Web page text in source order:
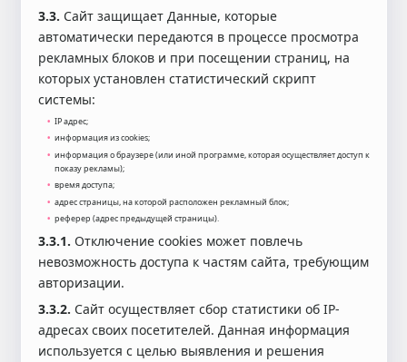
3.3. Сайт защищает Данные, которые
автоматически передаются в процессе просмотра
рекламных блоков и при посещении страниц, на
которых установлен статистический скрипт
системы:
IP адрес;
информация из cookies;
информация о браузере (или иной программе, которая осуществляет доступ к
показу рекламы);
время доступа;
адрес страницы, на которой расположен рекламный блок;
реферер (адрес предыдущей страницы).
3.3.1. Отключение cookies может повлечь
невозможность доступа к частям сайта, требующим
авторизации.
3.3.2. Сайт осуществляет сбор статистики об IP-
адресах своих посетителей. Данная информация
используется с целью выявления и решения